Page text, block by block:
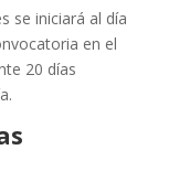
se iniciará al día
en el
20 días